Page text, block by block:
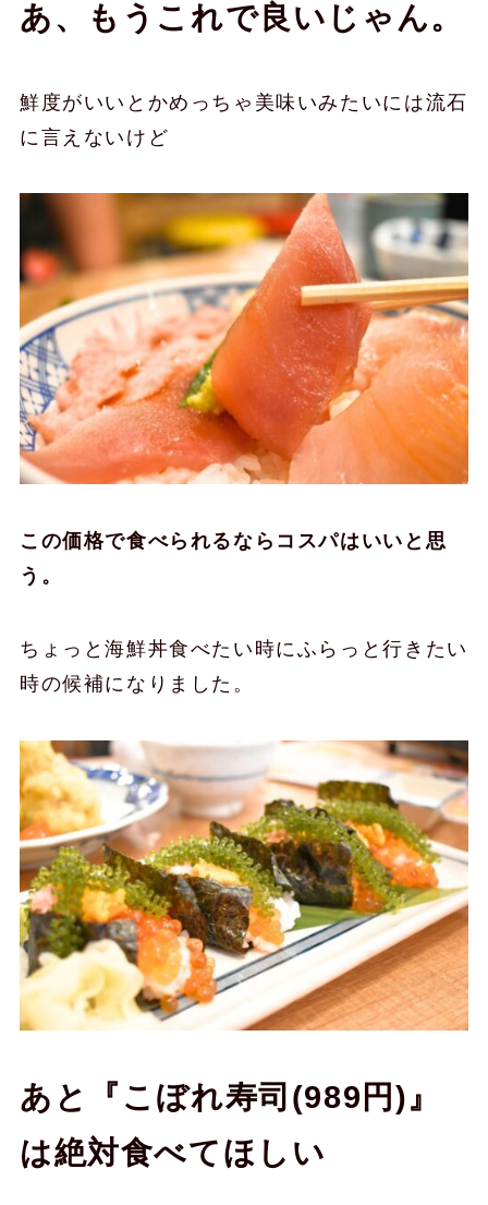
あ、もうこれで良いじゃん。
鮮度がいいとかめっちゃ美味いみたいには流石
に言えないけど
この価格で食べられるならコスパはいいと思
う。
ちょっと海鮮丼食べたい時にふらっと行きたい
時の候補になりました。
あと『こぼれ寿司(989円)』
は絶対食べてほしい